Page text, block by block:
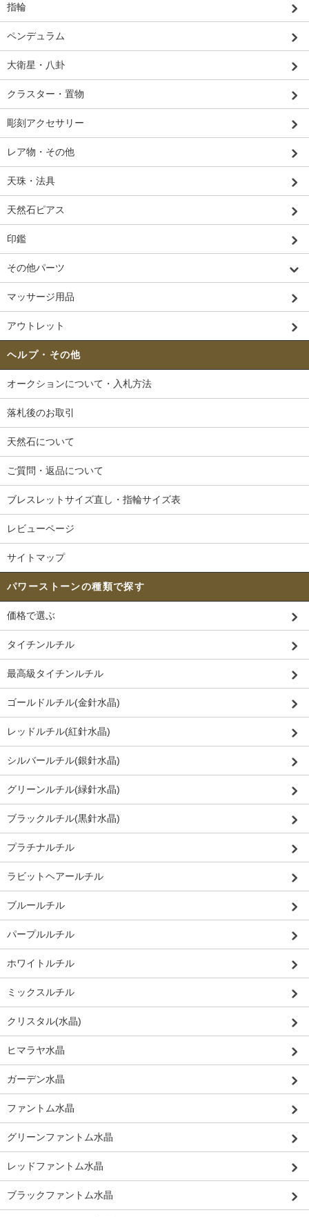
指輪
ペンデュラム
大衛星・八卦
クラスター・置物
彫刻アクセサリー
レア物・その他
天珠・法具
天然石ピアス
印鑑
その他パーツ
マッサージ用品
アウトレット
ヘルプ・その他
オークションについて・入札方法
落札後のお取引
天然石について
ご質問・返品について
ブレスレットサイズ直し・指輪サイズ表
レビューページ
サイトマップ
パワーストーンの種類で探す
価格で選ぶ
タイチンルチル
最高級タイチンルチル
ゴールドルチル(金針水晶)
レッドルチル(紅針水晶)
シルバールチル(銀針水晶)
グリーンルチル(緑針水晶)
ブラックルチル(黒針水晶)
プラチナルチル
ラビットヘアールチル
ブルールチル
パープルルチル
ホワイトルチル
ミックスルチル
クリスタル(水晶)
ヒマラヤ水晶
ガーデン水晶
ファントム水晶
グリーンファントム水晶
レッドファントム水晶
ブラックファントム水晶